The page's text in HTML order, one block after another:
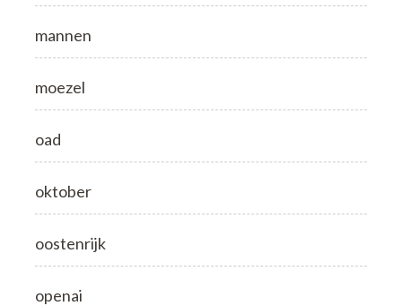
mannen
moezel
oad
oktober
oostenrijk
openai